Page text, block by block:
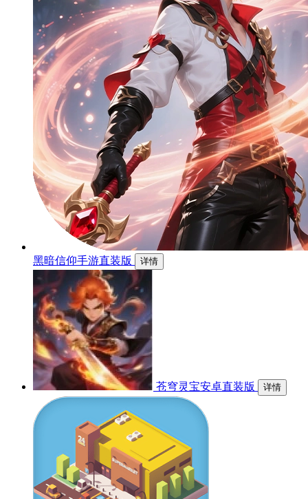
黑暗信仰手游直装版 详情
苍穹灵宝安卓直装版 详情